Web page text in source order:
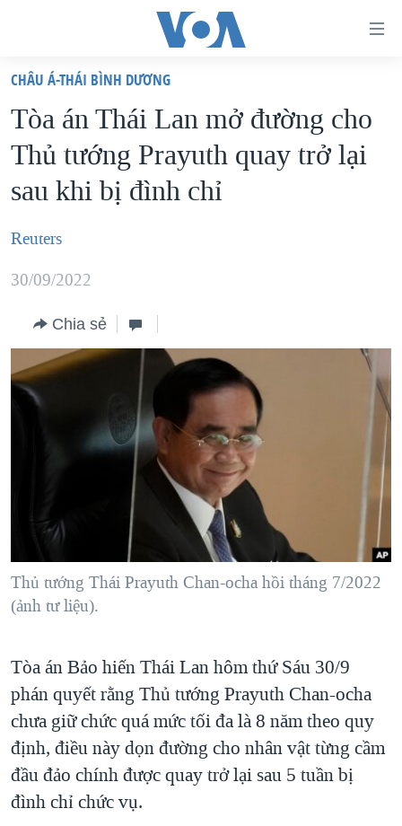
truy
cập
Tới
nội
chính
điều
hướng
chính
Đi
VIỆT NAM
HOA KỲ
BIỂN ĐÔNG
THẾ GIỚI
DIỄN ĐÀN
MỤC
TỰ DO BÁO CHÍ
NGƯỜI VIỆT HẢI NGOẠI
ĐỜI SỐNG
KHOA HỌC
VĂN HOÁ
THỂ THAO
CHUYÊN ĐỀ
CHIẾN TRANH THƯƠNG MẠI CỦA MỸ: QUÁ KHỨ VÀ HIỆN
TẠI
HÀNH TRÌNH BẦU CỬ 2024
MỘT NĂM CHIẾN TRANH TẠI DẢI GAZA
GIẢI MÃ VÀNH ĐAI & CON ĐƯỜNG
NGÀY TỊ NẠN THẾ GIỚI
GROUND ZERO – XƯA VÀ NAY
CÁC GIÁ TRỊ CỘNG HÒA Ở VIỆT NAM
THƯỢNG ĐỈNH TRUMP-KIM TẠI VIỆT NAM
TRỊNH VĨNH BÌNH VS. CHÍNH PHỦ VIỆT NAM
NGƯ DÂN VIỆT VÀ LÀN SÓNG TRỘM HẢI SÂM
BÊN KIA QUỐC LỘ: TIẾNG VỌNG TỪ NÔNG THÔN MỸ
HỌC TIẾNG ANH
Ngôn ngữ khác
CHÂU Á-THÁI BÌNH DƯƠNG
Tòa án Thái Lan mở đường cho
Thủ tướng Prayuth quay trở lại
sau khi bị đình chỉ
Reuters
30/09/2022
Chia sẻ
Thủ tướng Thái Prayuth Chan-ocha hồi tháng 7/2022
(ảnh tư liệu).
Tòa án Bảo hiến Thái Lan hôm thứ Sáu 30/9
phán quyết rằng Thủ tướng Prayuth Chan-ocha
chưa giữ chức quá mức tối đa là 8 năm theo quy
định, điều này dọn đường cho nhân vật từng cầm
đầu đảo chính được quay trở lại sau 5 tuần bị
đình chỉ chức vụ.